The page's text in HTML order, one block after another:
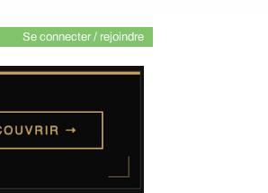
Se connecter / rejoindre